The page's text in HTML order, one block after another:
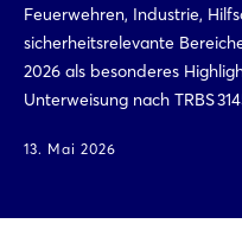
Feuerwehren, Industrie,
sicherheitsrelevante
2026 als besonderes
Unterweisung nach TRBS
13. Mai 2026